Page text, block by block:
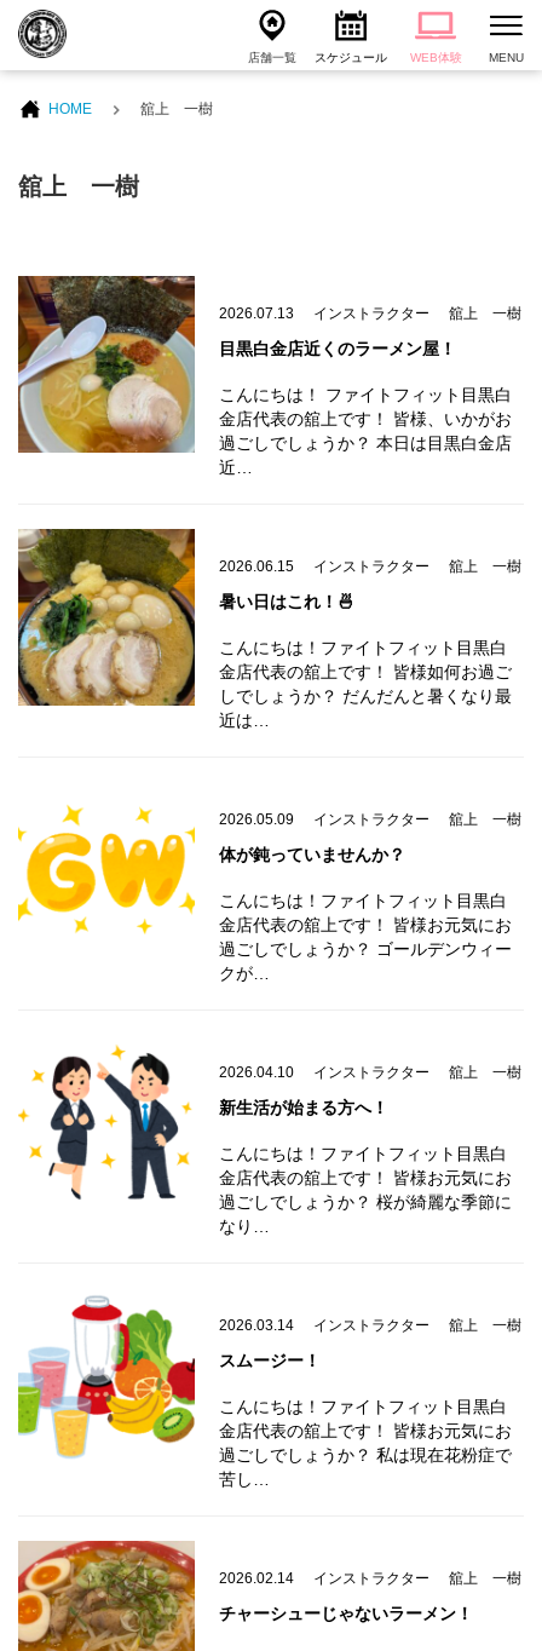
店舗一覧 スケジュール WEB体験 MENU
HOME 舘上 一樹
舘上 一樹
2026.07.13 インストラクター 舘上 一樹
目黒白金店近くのラーメン屋！
こんにちは！ ファイトフィット目黒白
金店代表の舘上です！ 皆様、いかがお
過ごしでしょうか？ 本日は目黒白金店
近…
2026.06.15 インストラクター 舘上 一樹
暑い日はこれ！🍜
こんにちは！ファイトフィット目黒白
金店代表の舘上です！ 皆様如何お過ご
しでしょうか？ だんだんと暑くなり最
近は…
2026.05.09 インストラクター 舘上 一樹
体が鈍っていませんか？
こんにちは！ファイトフィット目黒白
金店代表の舘上です！ 皆様お元気にお
過ごしでしょうか？ ゴールデンウィー
クが…
2026.04.10 インストラクター 舘上 一樹
新生活が始まる方へ！
こんにちは！ファイトフィット目黒白
金店代表の舘上です！ 皆様お元気にお
過ごしでしょうか？ 桜が綺麗な季節に
なり…
2026.03.14 インストラクター 舘上 一樹
スムージー！
こんにちは！ファイトフィット目黒白
金店代表の舘上です！ 皆様お元気にお
過ごしでしょうか？ 私は現在花粉症で
苦し…
2026.02.14 インストラクター 舘上 一樹
チャーシューじゃないラーメン！